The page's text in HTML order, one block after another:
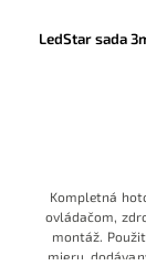
LedStar sada
Kompletná
ovládačom,
montáž.
mieru,